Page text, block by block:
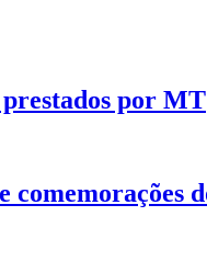
por MT